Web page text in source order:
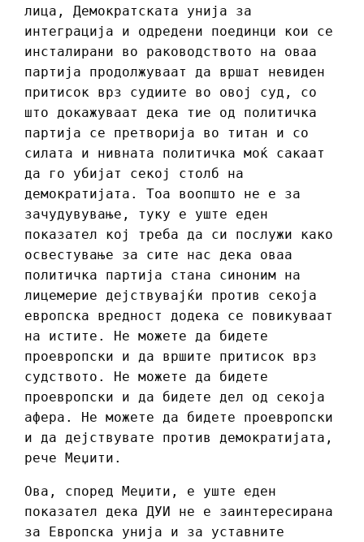
лица, Демократската унија за
интеграција и одредени поединци кои се
инсталирани во раководството на оваа
партија продолжуваат да вршат невиден
притисок врз судиите во овој суд, со
што докажуваат дека тие од политичка
партија се претворија во титан и со
силата и нивната политичка моќ сакаат
да го убијат секој столб на
демократијата. Тоа воопшто не е за
зачудувување, туку е уште еден
показател кој треба да си послужи како
освестување за сите нас дека оваа
политичка партија стана синоним на
лицемерие дејствувајќи против секоја
европска вредност додека се повикуваат
на истите. Не можете да бидете
проевропски и да вршите притисок врз
судството. Не можете да бидете
проевропски и да бидете дел од секоја
афера. Не можете да бидете проевропски
и да дејствувате против демократијата,
рече Меџити.
Ова, според Меџити, е уште еден
показател дека ДУИ не е заинтересирана
за Европска унија и за уставните